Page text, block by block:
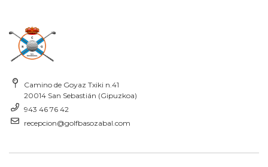
Camino de Goyaz Txiki n.41
20014 San Sebastián (Gipuzkoa)
943 46 76 42
recepcion@golfbasozabal.com